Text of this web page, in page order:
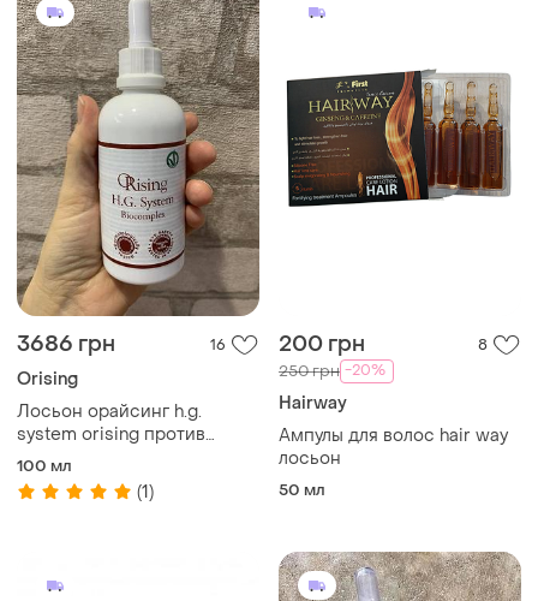
3686 грн 16
Orising
Лосьон орайсинг h.g.
system orising против
выпадения
100 мл
(1)
200 грн 8
250 грн -20%
Hairway
Ампулы для волос hair way
лосьон
50 мл